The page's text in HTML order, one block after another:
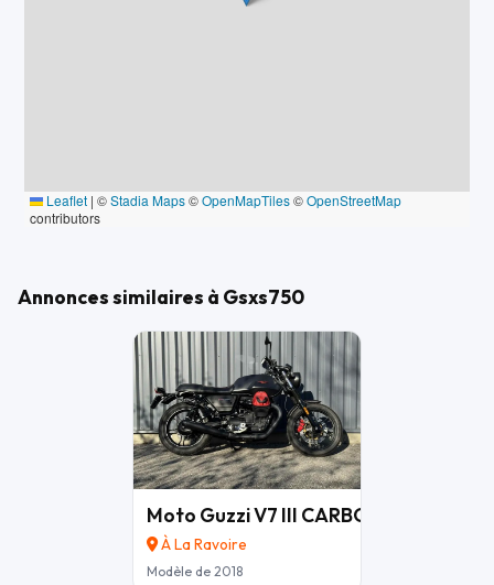
Leaflet | ©Stadia Maps©OpenMapTiles©OpenStreetMap
contributors
Annonces similaires à Gsxs750
Moto Guzzi V7 III CARBONE
À La Ravoire
Modèle de 2018